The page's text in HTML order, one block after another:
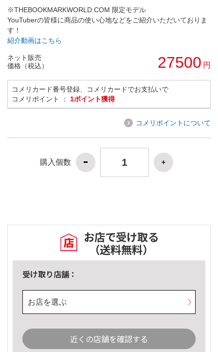
※THEBOOKMARKWORLD.COM 限定モデル
YouTuberの皆様に商品の使い心地などをご紹介いただいておりま
す！
紹介動画はこちら
ネット販売
価格（税込）
27500 円
コメリカード番号登録、コメリカードでお支払いで
コメリポイント ： 1ポイント獲得
コメリポイントについて
購入個数
お店で受け取る
（送料無料）
受け取り店舗：
お店を選ぶ
近くの店舗を確認する